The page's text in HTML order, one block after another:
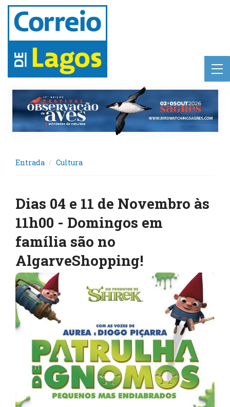
Entrada Cultura
Dias 04 e 11 de Novembro às
11h00 - Domingos em
família são no
AlgarveShopping!